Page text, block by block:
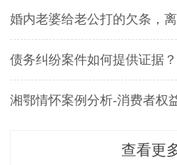
债务纠纷案件如何提供证据？
湘鄂情怀案例分析-消费者权
查看更